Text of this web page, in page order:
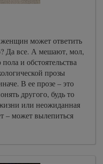
может ответить
Да все. А мешают, мол,
и обстоятельства
прозы
В ее прозе – это
другого, будь то
или неожиданная
– может вылепиться